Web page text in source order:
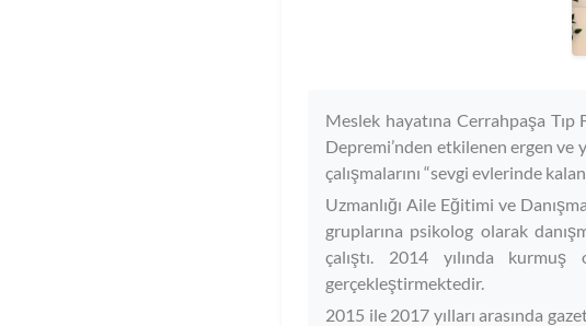
Meslek hayatına Cerrahpaşa Tıp
Depremi’nden etkilenen ergen ve
çalışmalarını “sevgi evlerinde
Uzmanlığı Aile Eğitimi ve
gruplarına psikolog olarak
çalıştı. 2014 yılında
gerçekleştirmektedir.
2015 ile 2017 yılları arasında